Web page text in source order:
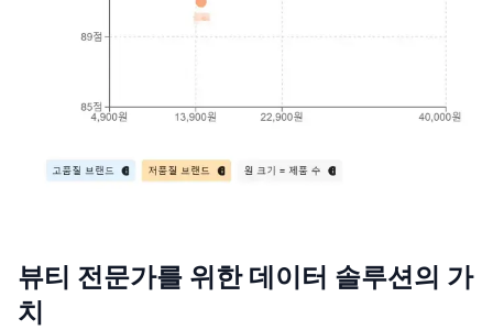
뷰티 전문가를 위한 데이터 솔루션의 가
치